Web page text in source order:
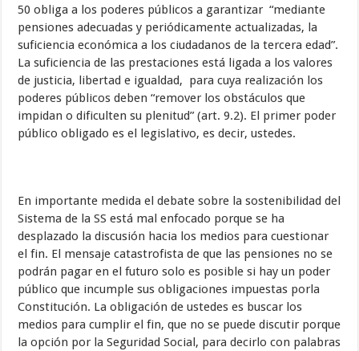
50 obliga a los poderes públicos a garantizar “mediante
pensiones adecuadas y periódicamente actualizadas, la
suficiencia económica a los ciudadanos de la tercera edad”.
La suficiencia de las prestaciones está ligada a los valores
de justicia, libertad e igualdad, para cuya realización los
poderes públicos deben “remover los obstáculos que
impidan o dificulten su plenitud” (art. 9.2). El primer poder
público obligado es el legislativo, es decir, ustedes.
En importante medida el debate sobre la sostenibilidad del
Sistema de la SS está mal enfocado porque se ha
desplazado la discusión hacia los medios para cuestionar
el fin. El mensaje catastrofista de que las pensiones no se
podrán pagar en el futuro solo es posible si hay un poder
público que incumple sus obligaciones impuestas porla
Constitución. La obligación de ustedes es buscar los
medios para cumplir el fin, que no se puede discutir porque
la opción por la Seguridad Social, para decirlo con palabras